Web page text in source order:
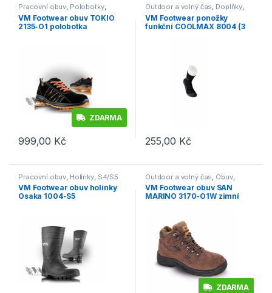
Pracovní obuv, Polobotky,
O1/O1P/O2
VM Footwear obuv TOKIO
2135-O1 polobotka
ZDARMA
999,00 Kč
Tento produkt má více variant. Možnosti lze vybrat na stránce
Outdoor a volný čas, Doplňky,
Ponožky
VM Footwear ponožky
funkční COOLMAX 8004 (3
255,00 Kč
Tento produkt má více
Pracovní obuv Holínky, S4/S5
VM Footwear obuv holínky
Osaka 1004-S5
Outdoor a volný čas Obuv,
Vycházková Výprodej
VM Footwear obuv SAN
MARINO 3170-O1W zimní
ZDARMA